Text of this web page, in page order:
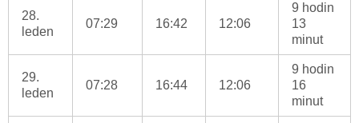
28.
leden
07:29 16:42 12:06
9 hodin
13
minut
29.
leden
07:28 16:44 12:06
9 hodin
16
minut